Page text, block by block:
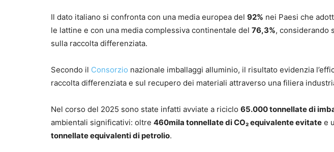
Il dato italiano si confronta con una media europea del 92% nei Paesi che
le lattine e con una media complessiva continentale del 76,3%, considerando
sulla raccolta differenziata.
Secondo il Consorzio nazionale imballaggi alluminio, il risultato evidenzia
raccolta differenziata e sul recupero dei materiali attraverso una filiera
Nel corso del 2025 sono state infatti avviate a riciclo 65.000 tonnellate di
ambientali significativi: oltre 460mila tonnellate di CO₂ equivalente evitate e
tonnellate equivalenti di petrolio.